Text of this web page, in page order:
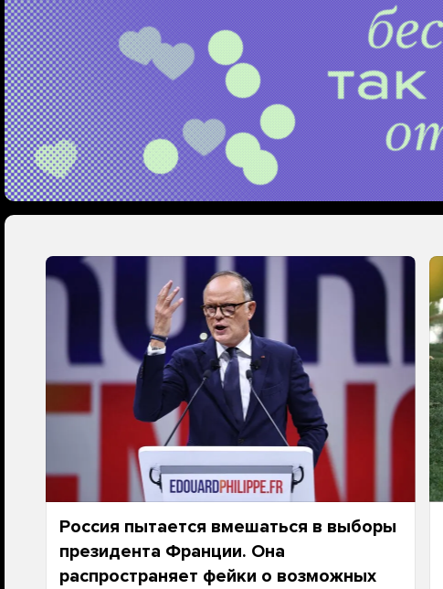
Россия пытается вмешаться в выборы
президента Франции. Она
распространяет фейки о возможных